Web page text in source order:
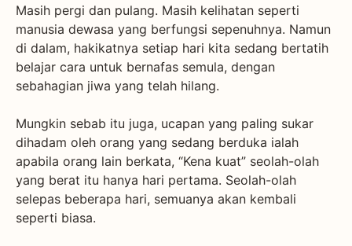
Masih pergi dan pulang. Masih kelihatan seperti
manusia dewasa yang berfungsi sepenuhnya. Namun
di dalam, hakikatnya setiap hari kita sedang bertatih
belajar cara untuk bernafas semula, dengan
sebahagian jiwa yang telah hilang.
Mungkin sebab itu juga, ucapan yang paling sukar
dihadam oleh orang yang sedang berduka ialah
apabila orang lain berkata, “Kena kuat” seolah-olah
yang berat itu hanya hari pertama. Seolah-olah
selepas beberapa hari, semuanya akan kembali
seperti biasa.